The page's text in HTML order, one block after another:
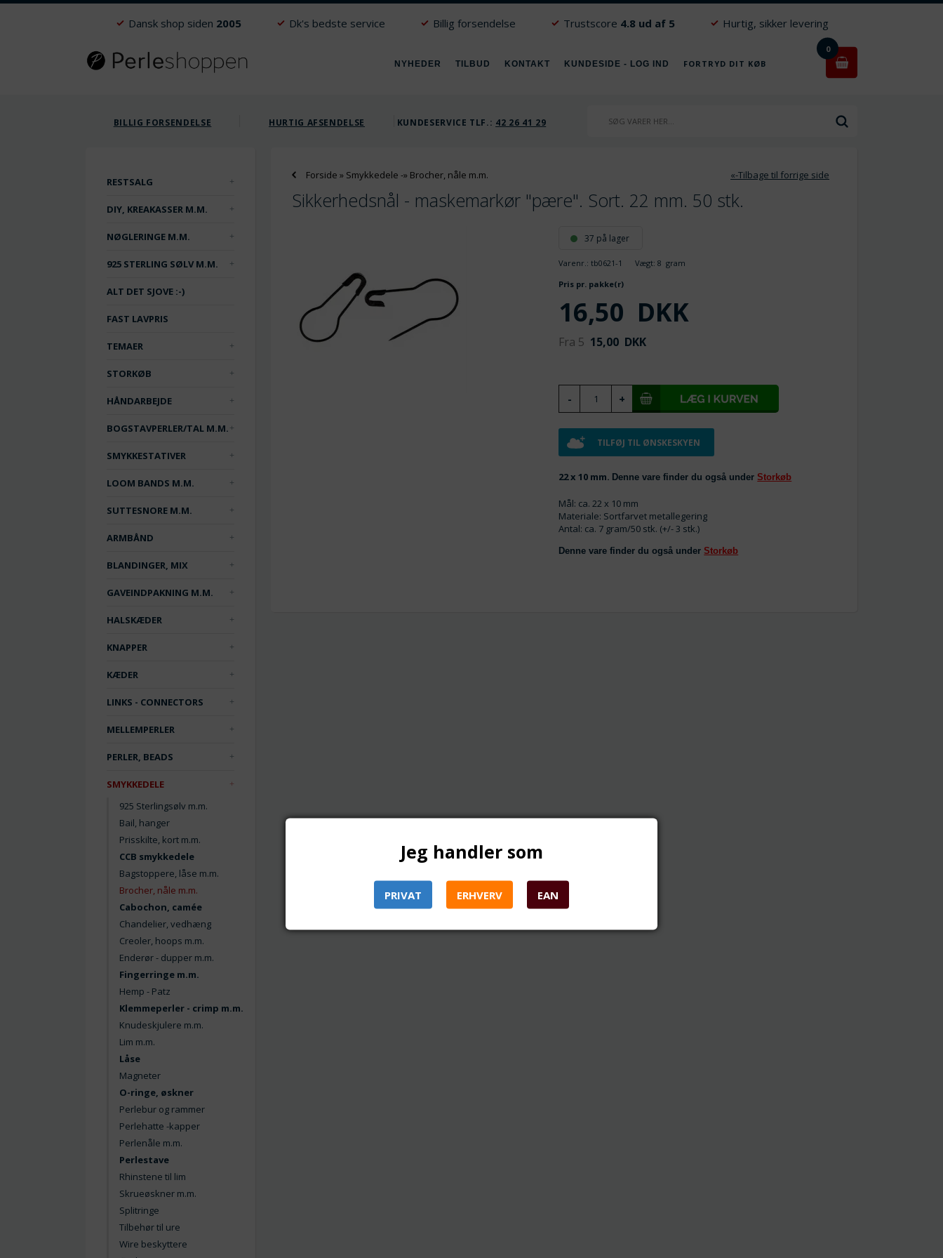
Dansk shop siden 2005 Dk's bedste service Billig forsendelse Trustscore 4.8 ud af 5 Hurtig, sikker levering
NYHEDER TILBUD KONTAKT KUNDESIDE - LOG IND FORTRYD DIT KØB
0
BILLIG FORSENDELSE HURTIG AFSENDELSE KUNDESERVICE TLF.: 42 26 41 29
RESTSALG
DIY, KREAKASSER M.M.
NØGLERINGE M.M.
925 STERLING SØLV M.M.
ALT DET SJOVE :-)
FAST LAVPRIS
TEMAER
STORKØB
HÅNDARBEJDE
BOGSTAVPERLER/TAL M.M.
SMYKKESTATIVER
LOOM BANDS M.M.
SUTTESNORE M.M.
ARMBÅND
BLANDINGER, MIX
GAVEINDPAKNING M.M.
HALSKÆDER
KNAPPER
KÆDER
LINKS - CONNECTORS
MELLEMPERLER
PERLER, BEADS
SMYKKEDELE
925 Sterlingsølv m.m.
Bail, hanger
Prisskilte, kort m.m.
CCB smykkedele
Bagstoppere, låse m.m.
Brocher, nåle m.m.
Cabochon, camée
Chandelier, vedhæng
Creoler, hoops m.m.
Enderør - dupper m.m.
Fingerringe m.m.
Hemp - Patz
Klemmeperler - crimp m.m.
Knudeskjulere m.m.
Lim m.m.
Låse
Magneter
O-ringe, øskner
Perlebur og rammer
Perlehatte -kapper
Perlenåle m.m.
Perlestave
Rhinstene til lim
Skrueøskner m.m.
Splitringe
Tilbehør til ure
Wire beskyttere
Forside » Smykkedele -» Brocher, nåle m.m. «-Tilbage til forrige side
Sikkerhedsnål - maskemarkør "pære". Sort. 22 mm. 50 stk.
37 på lager
Varenr.:tb0621-1 Vægt:8 gram
Pris pr. pakke(r)
16,50 DKK
Fra 5 15,00 DKK
TILFØJ TIL ØNSKESKYEN
22 x 10 mm. Denne vare finder du også underStorkøb
Mål: ca. 22 x 10 mm
Materiale: Sortfarvet metallegering
Antal: ca. 7 gram/50 stk. (+/- 3 stk.)
Denne vare finder du også underStorkøb
Jeg handler som
PRIVAT ERHVERV EAN